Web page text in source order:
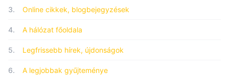
3. Online cikkek, blogbejegyzések
4. A hálózat főoldala
5. Legfrissebb hírek, újdonságok
6. A legjobbak gyűjteménye